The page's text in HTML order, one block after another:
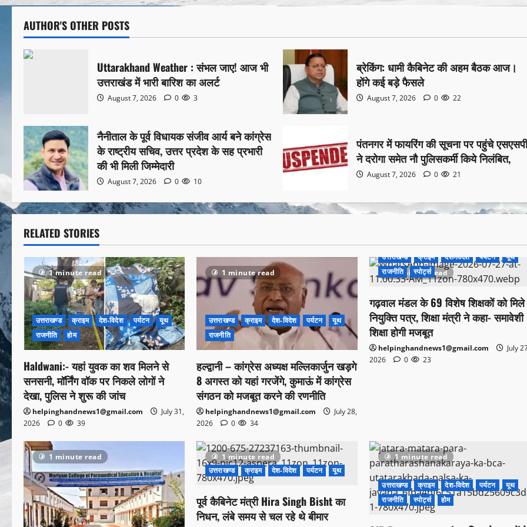
AUTHOR'S OTHER POSTS
Uttarakhand Weather : संभल जाए! आज भी
उत्तराखंड में भारी बारिश का अलर्ट
August 7, 2026 0 3
ब्रेकिंग: धामी कैबिनेट की अहम बैठक आज।
होंगे कई बड़े फैसले
August 7, 2026 0 22
नैनीताल के पूर्व विधायक संजीव आर्य बने कांग्रेस
के राष्ट्रीय सचिव, उत्तर प्रदेश के सह प्रभारी
की भी मिली जिम्मेदारी
August 7, 2026 0 10
पंतनगर में फायरिंग की सूचना पर पहुंचे
ने दरोगा समेत नौ पुलिसकर्मी किये निलंबित,
August 7, 2026 0 21
RELATED STORIES
1 minute read
उत्तराखण्ड क्राइम देश-विदेश पर्यटन
यूथ
राजनीति
होम
Haldwani:- यहां युवक का शव मिलने से
सनसनी, मॉर्निंग वॉक पर निकले लोगों ने
देखा, पुलिस ने शुरू की जांच
helpinghandnews1@gmail.com
July 31,
2026
0 39
1 minute read
उत्तराखण्ड क्राइम देश-विदेश पर्यटन
यूथ
राजनीति
हल्द्वानी – कांग्रेस अध्यक्ष मल्लिकार्जुन खड़गे
8 अगस्त को यहां गरजेंगे, कुमाऊं में कांग्रेस
संगठन को मजबूत करने की रणनीति
helpinghandnews1@gmail.com
July 28,
2026
0 34
1 minute read
उत्तराखण्ड क्राइम देश-विदेश पर्यटन
यूथ
राजनीति
स्पोर्ट्स
गढ़वाल मंडल के 69 विशेष शिक्षकों को मिले
नियुक्ति पत्र, शिक्षा मंत्री ने कहा- समावेशी
शिक्षा होगी मजबूत
helpinghandnews1@gmail.com
July
2026
0 23
1 minute read
1 minute read
उत्तराखण्ड
क्राइम देश-विदेश पर्यटन यूथ
पूर्व कैबिनेट मंत्री Hira Singh Bisht का
निधन, लंबे समय से चल रहे थे बीमार
1 minute read
उत्तराखण्ड क्राइम देश-विदेश पर्यटन
यूथ
राजनीति
स्पोर्ट्स होम